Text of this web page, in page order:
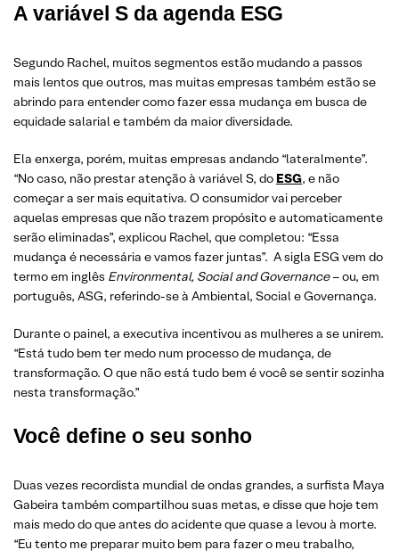
A variável S da agenda ESG
Segundo Rachel, muitos segmentos estão mudando a passos
mais lentos que outros, mas muitas empresas também estão se
abrindo para entender como fazer essa mudança em busca de
equidade salarial e também da maior diversidade.
Ela enxerga, porém, muitas empresas andando “lateralmente”.
“No caso, não prestar atenção à variável S, do ESG, e não
começar a ser mais equitativa. O consumidor vai perceber
aquelas empresas que não trazem propósito e automaticamente
serão eliminadas”, explicou Rachel, que completou: “Essa
mudança é necessária e vamos fazer juntas”. A sigla ESG vem do
termo em inglês Environmental, Social and Governance– ou, em
português, ASG, referindo-se à Ambiental, Social e Governança.
Durante o painel, a executiva incentivou as mulheres a se unirem.
“Está tudo bem ter medo num processo de mudança, de
transformação. O que não está tudo bem é você se sentir sozinha
nesta transformação.”
Você define o seu sonho
Duas vezes recordista mundial de ondas grandes, a surfista Maya
Gabeira também compartilhou suas metas, e disse que hoje tem
mais medo do que antes do acidente que quase a levou à morte.
“Eu tento me preparar muito bem para fazer o meu trabalho,